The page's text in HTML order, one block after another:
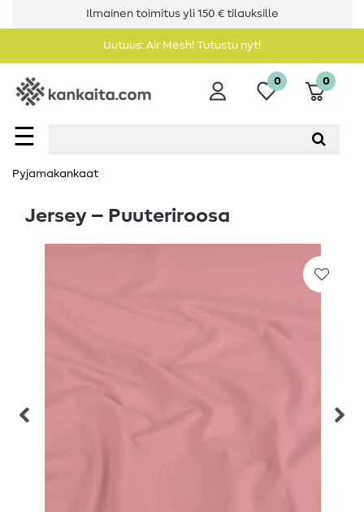
Ilmainen toimitus yli 150 € tilauksille
Uutuus: Air Mesh! Tutustu nyt!
☰
0 0
Pyjamakankaat
Jersey – Puuteriroosa